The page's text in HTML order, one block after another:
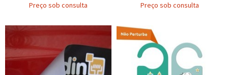
Preço sob consulta
Preço sob consulta